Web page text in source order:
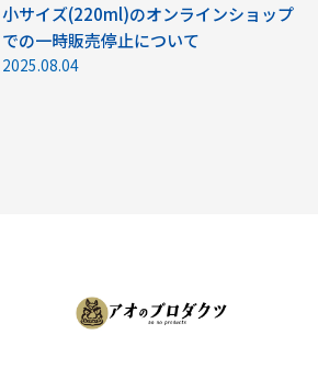
小サイズ(220ml)のオンラインショップ
での一時販売停止について
2025.08.04